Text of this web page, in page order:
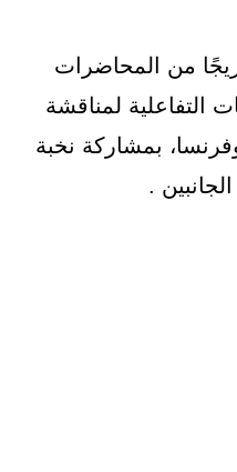
من المحاضرات
التفاعلية لمناقشة
بمشاركة نخبة
.